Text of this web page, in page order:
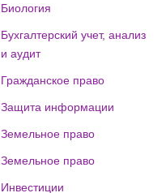
Биология
Бухгалтерский учет, анализ
и аудит
Гражданское право
Защита информации
Земельное право
Земельное право
Инвестиции